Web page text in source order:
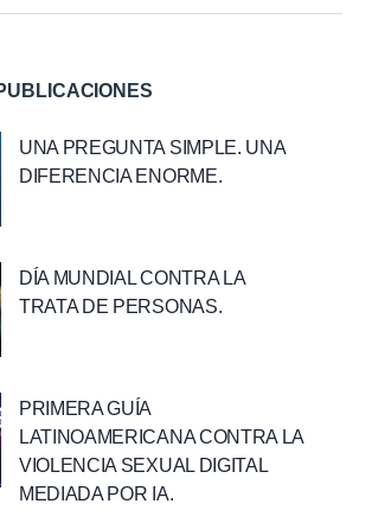
UNA PREGUNTA SIMPLE. UNA
DIFERENCIA ENORME.
DÍA MUNDIAL CONTRA LA
TRATA DE PERSONAS.
PRIMERA GUÍA
LATINOAMERICANA CONTRA LA
VIOLENCIA SEXUAL DIGITAL
MEDIADA POR IA.